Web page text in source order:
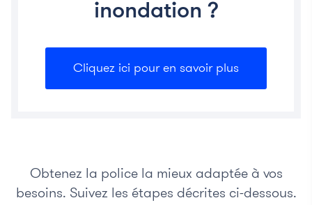
inondation ?
Cliquez ici pour en savoir plus
Obtenez la police la mieux adaptée à vos
besoins. Suivez les étapes décrites ci-dessous.